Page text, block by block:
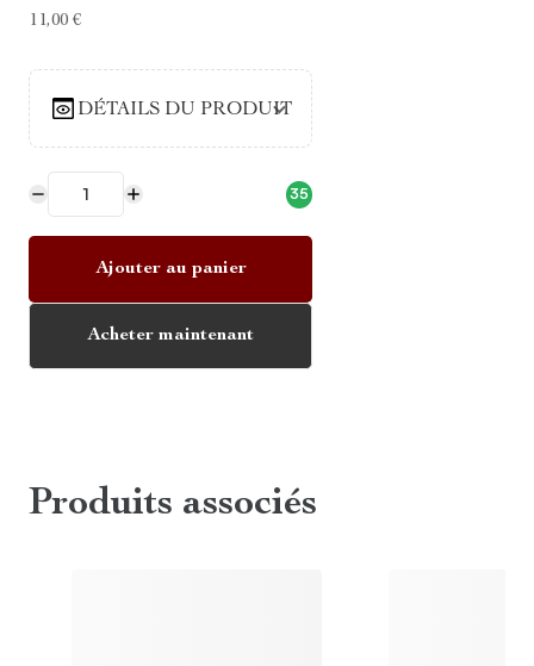
11,00 €
DÉTAILS DU PRODUIT
35
Ajouter au panier
Acheter maintenant
Produits associés